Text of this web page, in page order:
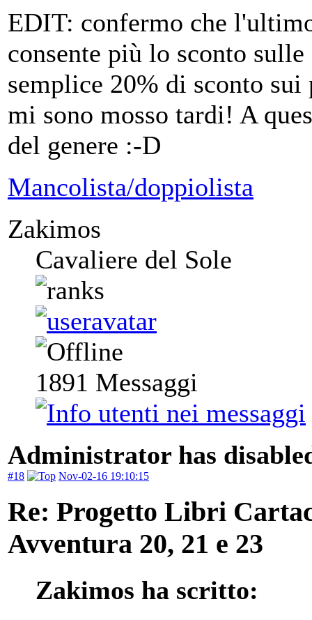
EDIT: confermo che
consente più lo sconto
semplice 20% di sconto
mi sono mosso tardi! A
del genere :-D
Mancolista/doppiolista
Zakimos
Cavaliere del Sole
1891 Messaggi
Administrator has
#18 Nov-02-16 19:10:15
Re: Progetto Libri
Avventura 20, 21 e 23
Zakimos ha scritto: